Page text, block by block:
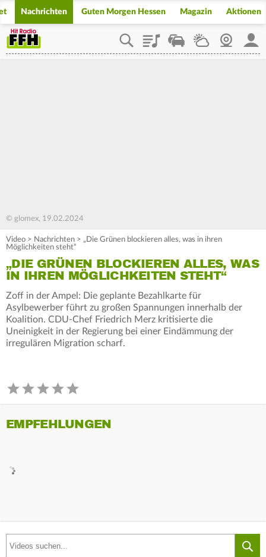
Nachrichten Guten Morgen Hessen Magazin Aktionen
PlaylistStaupilotWetterWebcam
© glomex, 19.02.2024
Video > Nachrichten > „Die Grünen blockieren alles, was in ihren
Möglichkeiten steht“
„DIE GRÜNEN BLOCKIEREN ALLES, WAS
IN IHREN MÖGLICHKEITEN STEHT“
Zoff in der Ampel: Die geplante Bezahlkarte für
Asylbewerber führt zu großen Spannungen innerhalb der
Koalition. CDU-Chef Friedrich Merz kritisierte die
Uneinigkeit in der Regierung bei einer Eindämmung der
irregulären Migration scharf.
EMPFEHLUNGEN